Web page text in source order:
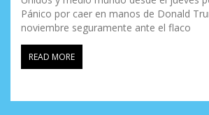
Pánico por caer en manos de Donald
noviembre seguramente ante el flaco
READ MORE